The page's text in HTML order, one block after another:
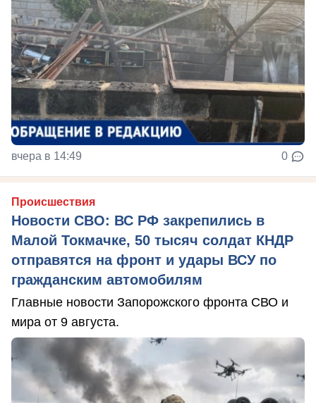
вчера в 14:49 0
Происшествия
Новости СВО: ВС РФ закрепились в
Малой Токмачке, 50 тысяч солдат КНДР
отправятся на фронт и удары ВСУ по
гражданским автомобилям
Главные новости Запорожского фронта СВО и
мира от 9 августа.